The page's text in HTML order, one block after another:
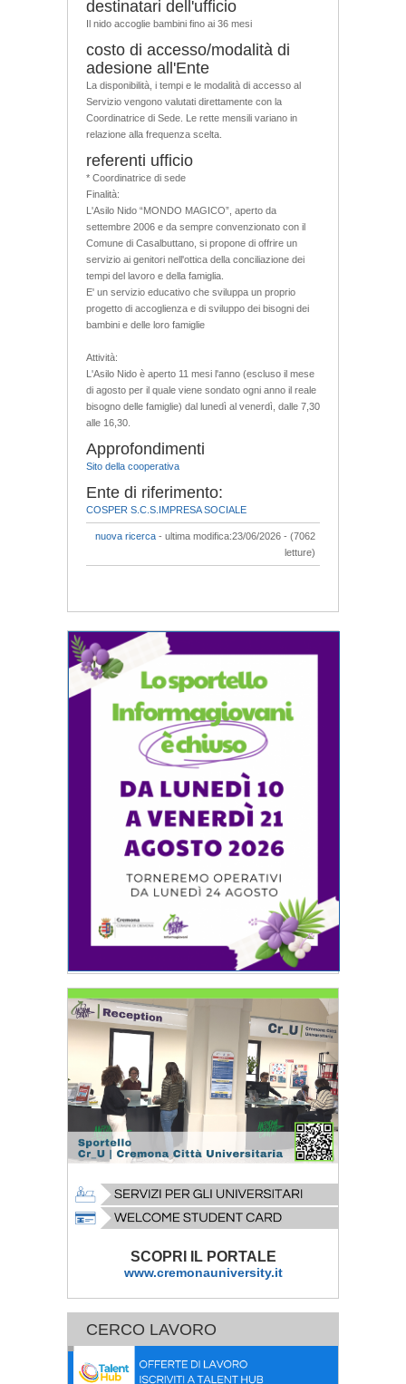
destinatari dell'ufficio
Il nido accoglie bambini fino ai 36 mesi
costo di accesso/modalità di
adesione all'Ente
La disponibilità, i tempi e le modalità di accesso al
Servizio vengono valutati direttamente con la
Coordinatrice di Sede. Le rette mensili variano in
relazione alla frequenza scelta.
referenti ufficio
* Coordinatrice di sede
Finalità:
L'Asilo Nido “MONDO MAGICO”, aperto da
settembre 2006 e da sempre convenzionato con il
Comune di Casalbuttano, si propone di offrire un
servizio ai genitori nell'ottica della conciliazione dei
tempi del lavoro e della famiglia.
E' un servizio educativo che sviluppa un proprio
progetto di accoglienza e di sviluppo dei bisogni dei
bambini e delle loro famiglie
Attività:
L'Asilo Nido è aperto 11 mesi l'anno (escluso il mese
di agosto per il quale viene sondato ogni anno il reale
bisogno delle famiglie) dal lunedì al venerdì, dalle 7,30
alle 16,30.
Approfondimenti
Sito della cooperativa
Ente di riferimento:
COSPER S.C.S.IMPRESA SOCIALE
nuova ricerca - ultima modifica:23/06/2026 - (7062
letture)
SCOPRI IL PORTALE
www.cremonauniversity.it
CERCO LAVORO